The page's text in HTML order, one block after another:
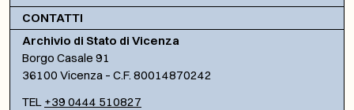
CONTATTI
Archivio di Stato di Vicenza
Borgo Casale 91
36100 Vicenza – C.F. 80014870242
TEL +39 0444 510827